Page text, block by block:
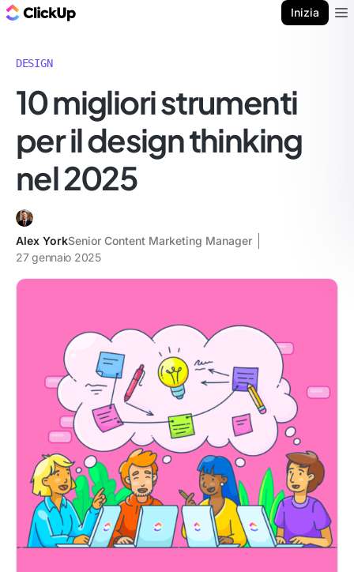
Inizia
DESIGN
10 migliori strumenti
per il design thinking
nel 2025
Alex YorkSenior Content Marketing Manager
27 gennaio 2025